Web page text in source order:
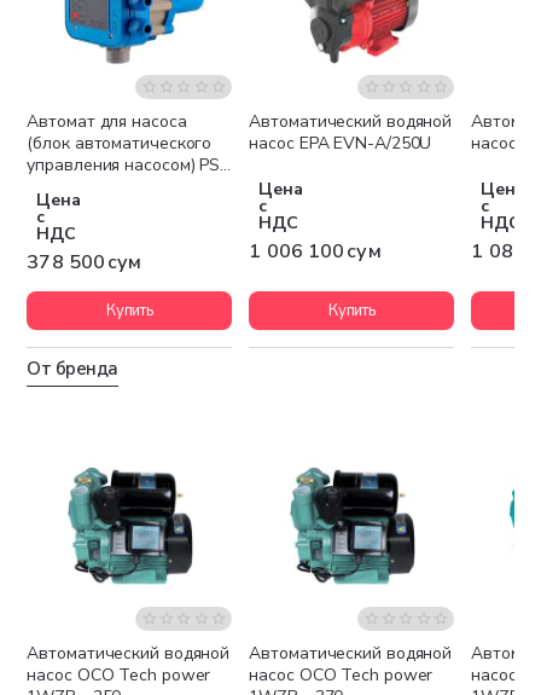
Автомат для насоса
(блок автоматического
управления насосом) PS-
Цена
с
НДС
378 500 сум
Купить
Автоматический водяной
насос EPA EVN-A/250U
Цена
с
НДС
1 006 100 сум
Купить
насос
Цена
с
НДС
1 084
От бренда
НОВИНКА
Автоматический водяной
насос OCO Tech power
НОВИНКА
Автоматический водяной
насос OCO Tech power
насос